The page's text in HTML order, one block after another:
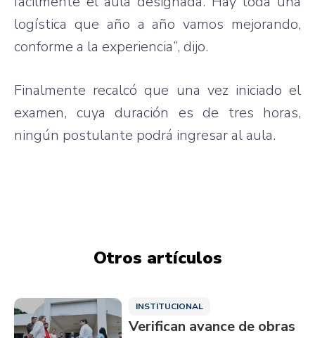
logística que año a año vamos mejorando,
conforme a la experiencia”, dijo.
Finalmente recalcó que una vez iniciado el
examen, cuya duración es de tres horas,
ningún postulante podrá ingresar al aula.
Otros artículos
INSTITUCIONAL
Verifican avance de obras